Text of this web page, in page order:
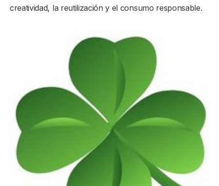
creatividad, la reutilización y el consumo responsable.